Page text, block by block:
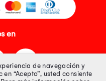
en
de navegación y
“Acepto”, usted consiente